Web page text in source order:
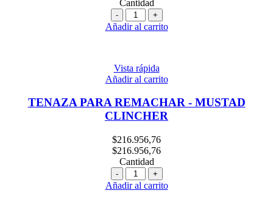
Cantidad
Cantidad
Añadir al carrito
Vista rápida
Añadir al carrito
TENAZA PARA REMACHAR - MUSTAD
CLINCHER
$216.956,76
$216.956,76
Cantidad
Cantidad
Añadir al carrito